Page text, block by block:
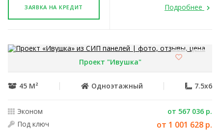
ЗАЯВКА НА КРЕДИТ Подробнее
Проект "Ивушка"
45 М² Одноэтажный 7.5x6
Эконом
от 567 036 р.
Под ключ
от 1 001 628 р.